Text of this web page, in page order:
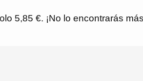
5,85 €. ¡No lo encontrarás